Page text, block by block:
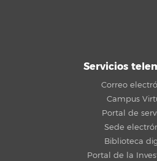
Servicios
Correo
Campus
Portal de
Sede
Biblioteca
Portal de la